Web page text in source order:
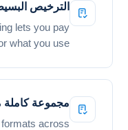
الترخيص
lets you pay
what you use.
مجموعة كاملة
across